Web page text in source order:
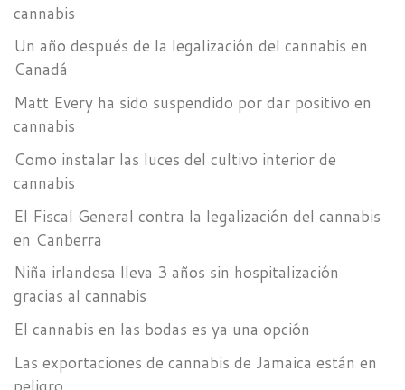
cannabis
Un año después de la legalización del cannabis en
Canadá
Matt Every ha sido suspendido por dar positivo en
cannabis
Como instalar las luces del cultivo interior de
cannabis
El Fiscal General contra la legalización del cannabis
en Canberra
Niña irlandesa lleva 3 años sin hospitalización
gracias al cannabis
El cannabis en las bodas es ya una opción
Las exportaciones de cannabis de Jamaica están en